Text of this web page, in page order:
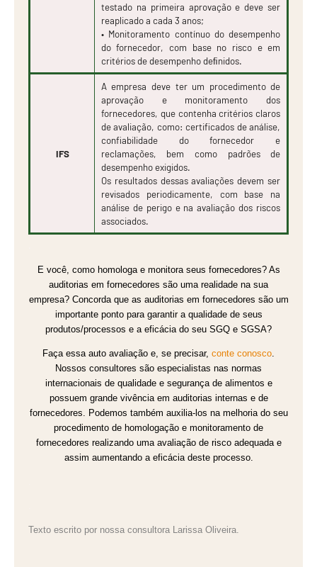
testado na primeira aprovação e deve ser
reaplicado a cada 3 anos;
• Monitoramento contínuo do desempenho
do fornecedor, com base no risco e em
critérios de desempenho deﬁnidos.
IFS
A empresa deve ter um procedimento de
aprovação e monitoramento dos
fornecedores, que contenha critérios claros
de avaliação, como: certificados de análise,
confiabilidade do fornecedor e
reclamações, bem como padrões de
desempenho exigidos.
Os resultados dessas avaliações devem ser
revisados periodicamente, com base na
análise de perigo e na avaliação dos riscos
associados.
E você, como homologa e monitora seus fornecedores? As
auditorias em fornecedores são uma realidade na sua
empresa? Concorda que as auditorias em fornecedores são um
importante ponto para garantir a qualidade de seus
produtos/processos e a eficácia do seu SGQ e SGSA?
Faça essa auto avaliação e, se precisar, conte conosco
Nossos consultores são especialistas nas normas
internacionais de qualidade e segurança de alimentos e
possuem grande vivência em auditorias internas e de
fornecedores. Podemos também auxilia-los na melhoria do seu
procedimento de homologação e monitoramento de
fornecedores realizando uma avaliação de risco adequada e
assim aumentando a eficácia deste processo.
Texto escrito por nossa consultora Larissa Oliveira.